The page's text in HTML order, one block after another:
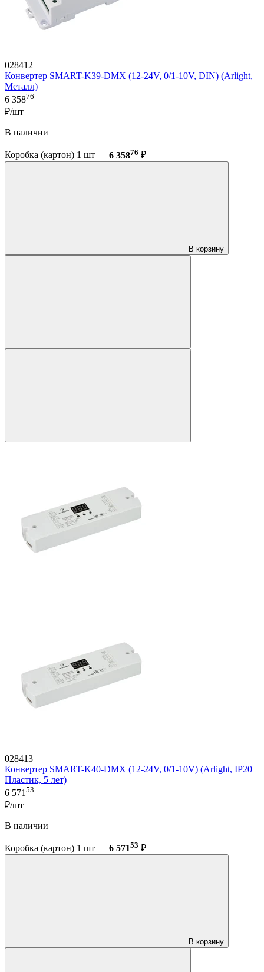
028412
Конвертер SMART-K39-DMX (12-24V, 0/1-10V, DIN) (Arlight,
Металл)
6 35876
₽/шт
В наличии
Коробка (картон) 1 шт — 6 35876 ₽
В корзину
028413
Конвертер SMART-K40-DMX (12-24V, 0/1-10V) (Arlight, IP20
Пластик, 5 лет)
6 571 53
₽/шт
В наличии
Коробка (картон) 1 шт — 6 57153 ₽
В корзину